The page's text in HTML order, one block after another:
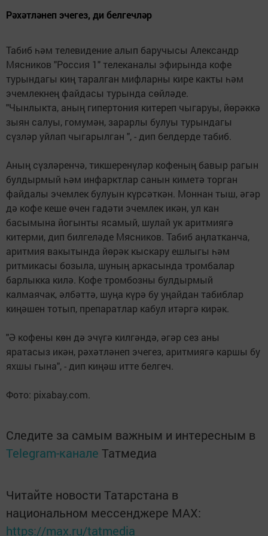
Рәхәтләнеп эчегез, ди белгечләр
Табиб һәм телевидение алып баручысы Александр
Мясников "Россия 1" телеканалы эфирында кофе
турындагы киң таралган мифларны кире какты һәм
эчемлекнең файдасы турында сөйләде.
"Чынлыкта, аның гипертония китереп чыгаруы, йөрәккә
зыян салуы, гомумән, зарарлы булуы турындагы
сүзләр уйлап чыгарылган ", - дип белдерде табиб.
Аның сүзләренчә, тикшеренүләр кофеның бавыр рагын
булдырмый һәм инфарктлар санын киметә торган
файдалы эчемлек булуын күрсәткән. Моннан тыш, әгәр
дә кофе кеше өчен гадәти эчемлек икән, ул кан
басымына йогынты ясамый, шулай ук аритмиягә
китерми, дип билгеләде Мясников. Табиб аңлатканча,
аритмия вакытында йөрәк кыскару ешлыгы һәм
ритмикасы бозыла, шуның аркасында тромбалар
барлыкка килә. Кофе тромбозны булдырмый
калмаячак, әлбәттә, шуңа күрә бу уңайдан табиблар
киңәшен тотып, препаратлар кабул итәргә кирәк.
"Ә кофены көн дә эчүгә килгәндә, әгәр сез аны
яратасыз икән, рәхәтләнеп эчегез, аритмиягә каршы бу
яхшы гына", - дип киңәш итте белгеч.
Фото: pixabay.com.
Следите за самым важным и интересным в
Telegram-канале Татмедиа
Читайте новости Татарстана в
национальном мессенджере MАХ:
https://max.ru/tatmedia